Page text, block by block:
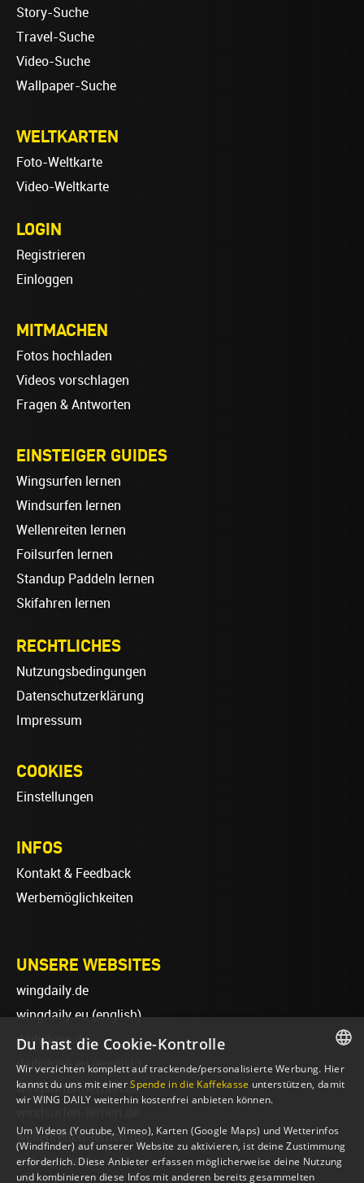
Story-Suche
Travel-Suche
Video-Suche
Wallpaper-Suche
WELTKARTEN
Foto-Weltkarte
Video-Weltkarte
LOGIN
Registrieren
Einloggen
MITMACHEN
Fotos hochladen
Videos vorschlagen
Fragen & Antworten
EINSTEIGER GUIDES
Wingsurfen lernen
Windsurfen lernen
Wellenreiten lernen
Foilsurfen lernen
Standup Paddeln lernen
Skifahren lernen
RECHTLICHES
Nutzungsbedingungen
Datenschutzerklärung
Impressum
COOKIES
Einstellungen
INFOS
Kontakt & Feedback
Werbemöglichkeiten
UNSERE WEBSITES
wingdaily.de
wingdaily.eu(english)
dailydose.de
dailydose.eu (english)
wingsurfen-lernen.de
wellenreiten-lernen.de
sup-basics.de
GERMAN
Du hast die Cookie-Kontrolle
Wir verzichten komplett auf trackende/personalisierte Werbung. Hier
kannst du uns mit einerSpende in die Kaffekasse unterstützen, damit
wir WING DAILY weiterhin kostenfrei anbieten können.
Um Videos (Youtube, Vimeo), Karten (Google Maps) und Wetterinfos
(Windfinder) auf unserer Website zu aktivieren, ist deine Zustimmung
erforderlich. Diese Anbieter erfassen möglicherweise deine Nutzung
und kombinieren diese Infos mit anderen bereits gesammelten